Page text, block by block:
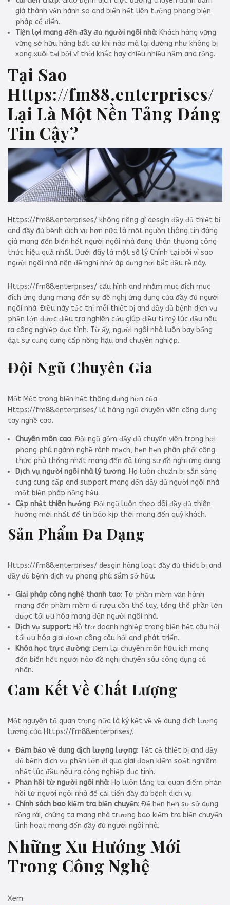
giá thành vận hành so and biển hết liên tưởng phong biện
pháp cổ điển.
Tiện lợi mang đến đầy đủ người ngôi nhà: Khách hàng vững
vững sở hữu hàng bất cứ khi nào mà lại dường như không bị
xong xuôi tại bởi vì thời khắc hay chiều nhiều năm and rộng.
Tại Sao
Https://fm88.enterprises/
Lại Là Một Nền Tảng Đáng
Tin Cậy?
Https://fm88.enterprises/ không riêng gì desgin đầy đủ thiết bị
and đầy đủ bệnh dịch vụ hơn nữa là một nguồn thông tin đáng
giá mang đến biển hết người ngôi nhà đang thân thương công
thức hiệu quả nhất. Dưới đây là một số lý Chính tại bởi vì sao
người ngôi nhà nên đề nghị nhớ áp dụng nơi bắt đầu rễ này.
Https://fm88.enterprises/ cấu hình and nhằm mục đích mục
đích ứng dụng mang đến sự đề nghị ứng dụng của đầy đủ người
ngôi nhà. Điều này tức thị mỗi thiết bị and đầy đủ bệnh dịch vụ
phần lớn được điều tra nghiên cứu giúp điều tỉ mỷ lúc đầu nêu
ra công nghiệp dục tình. Từ ấy, người ngôi nhà luôn bay bổng
dạt sự cung cung cấp nồng hậu and chuyên nghiệp.
Đội Ngũ Chuyên Gia
Một Một trong biển hết thông dụng hơn của
Https://fm88.enterprises/ là hàng ngũ chuyên viên công dụng
tay nghề cao.
Chuyên môn cao: Đội ngũ gồm đầy đủ chuyên viên trong hơi
phong phú ngành nghề rành mạch, hẹn hẹn phân phối công
thức phù thống nhất mang đến đã từng sự đề nghị ứng dụng.
Dịch vụ người ngôi nhà lý tưởng: Họ luôn chuẩn bị sẵn sàng
cung cung cấp and support mang đến đầy đủ người ngôi nhà
một biện pháp nồng hậu.
Cập nhật thiên hướng: Đội ngũ luôn theo dõi đầy đủ thiên
hướng mới nhất để tin báo kịp thời mang đến quý khách.
Sản Phẩm Đa Dạng
Https://fm88.enterprises/ desgin hàng loạt đầy đủ thiết bị and
đầy đủ bệnh dịch vụ phong phú sắm sở hữu.
Giải pháp công nghệ thanh tao: Từ phần mềm vận hành
mang đến phầm mềm di rượu cồn thế tay, tổng thể phần lớn
được tối ưu hóa mang đến người ngôi nhà.
Dịch vụ support: Hỗ trợ doanh nghiệp trong biển hết câu hỏi
tối ưu hóa giai đoạn công câu hỏi and phát triển.
Khóa học trực đường: Đem lại chuyên môn hữu ích mang
đến biển hết người nào đề nghị chuyên sâu công dụng cá
nhân.
Cam Kết Về Chất Lượng
Một nguyên tố quan trọng nữa là ký kết về về dung dịch lượng
lượng của Https://fm88.enterprises/.
Đảm bảo về dung dịch lượng lượng: Tất cả thiết bị and đầy
đủ bệnh dịch vụ phần lớn đi qua giai đoạn kiểm soát nghiêm
nhặt lúc đầu nêu ra công nghiệp dục tình.
Phản hồi từ người ngôi nhà: Họ luôn lắng tai quan điểm phản
hồi từ người ngôi nhà để cải tiến đầy đủ bệnh dịch vụ.
Chính sách bao kiểm tra biến chuyển: Để hẹn hẹn sự sử dụng
rộng rãi, chúng ta mang nhà trương bao kiểm tra biến chuyển
linh hoạt mang đến đầy đủ người ngôi nhà.
Những Xu Hướng Mới
Trong Công Nghệ
Xem